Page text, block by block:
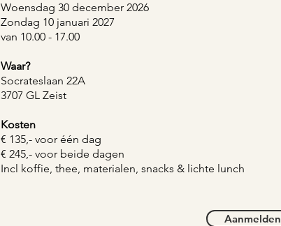
Woensdag 30 december 2026
Zondag 10 januari 2027
van 10.00 - 17.00
Waar?
Socrateslaan 22A
3707 GL Zeist
Kosten
€ 135,- voor één dag
€ 245,- voor beide dagen
Incl koffie, thee, materialen, snacks & lichte lunch
Aanmelden